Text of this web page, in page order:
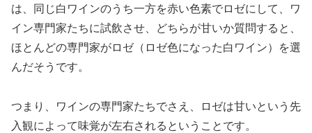
は、同じ白ワインのうち一方を赤い色素でロゼにして、ワ
イン専門家たちに試飲させ、どちらが甘いか質問すると、
ほとんどの専門家がロゼ（ロゼ色になった白ワイン）を選
んだそうです。
つまり、ワインの専門家たちでさえ、ロゼは甘いという先
入観によって味覚が左右されるということです。